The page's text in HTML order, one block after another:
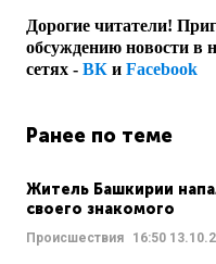
Дорогие читатели!
обсуждению новости в
сетях - ВК и Facebook
Ранее по теме
Житель Башкирии
своего знакомого
Происшествия 16:50